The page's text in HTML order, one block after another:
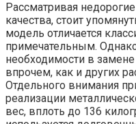
Рассматривая
качества, стоит
модель отличается
примечательным.
необходимости в
впрочем, как и других
Отдельного внимания
реализации
вес, вплоть до 136